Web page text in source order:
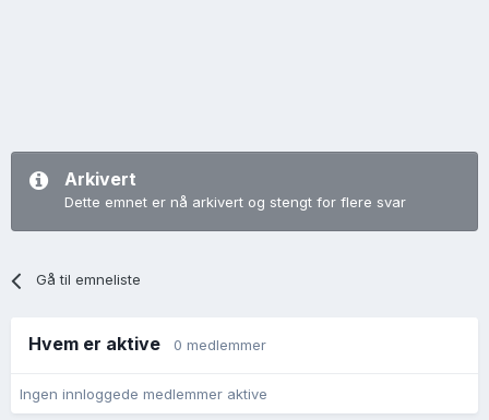
Arkivert
Dette emnet er nå arkivert og stengt for flere svar
Gå til emneliste
Hvem er aktive 0 medlemmer
Ingen innloggede medlemmer aktive